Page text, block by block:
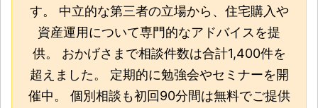
す。 中立的な第三者の立場から、住宅購入や
資産運用について専門的なアドバイスを提
供。 おかげさまで相談件数は合計1,400件を
超えました。 定期的に勉強会やセミナーを開
催中。 個別相談も初回90分間は無料でご提供